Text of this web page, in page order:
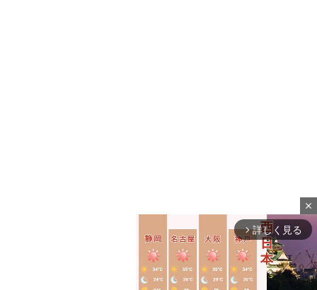
close
arrow_forward_ios 詳しく見る